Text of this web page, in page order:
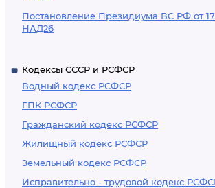
Постановление Президиума ВС РФ от
НАД26
Кодексы СССР и РСФСР
Водный кодекс РСФСР
ГПК РСФСР
Гражданский кодекс РСФСР
Жилищный кодекс РСФСР
Земельный кодекс РСФСР
Исправительно - трудовой кодекс